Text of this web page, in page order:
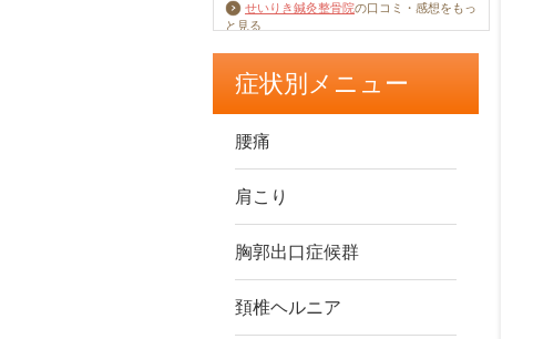
せいりき鍼灸整骨院の口コミ・感想をもっ
と見る
症状別メニュー
腰痛
肩こり
胸郭出口症候群
頚椎ヘルニア